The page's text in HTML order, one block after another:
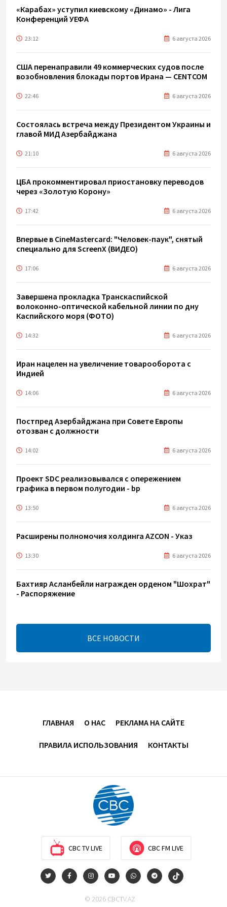
«Карабах» уступил киевскому «Динамо» - Лига
Конференций УЕФА
23:12 6 августа 2026
США перенаправили 49 коммерческих судов после
возобновления блокады портов Ирана — CENTCOM
22:46 6 августа 2026
Состоялась встреча между Президентом Украины и
главой МИД Азербайджана
21:10 6 августа 2026
ЦБА прокомментировал приостановку переводов
через «Золотую Корону»
17:42 6 августа 2026
Впервые в CineMastercard: "Человек-паук", снятый
специально для ScreenX (ВИДЕО)
17:06 6 августа 2026
Завершена прокладка Транскаспийской
волоконно-оптической кабельной линии по дну
Каспийского моря (ФОТО)
14:32 6 августа 2026
Иран нацелен на увеличение товарооборота с
Индией
14:06 6 августа 2026
Постпред Азербайджана при Совете Европы
отозван с должности
14:02 6 августа 2026
Проект SDC реализовывался с опережением
графика в первом полугодии - bp
13:50 6 августа 2026
Расширены полномочия холдинга AZCON - Указ
13:30 6 августа 2026
Бахтияр Асланбейли награжден орденом "Шохрат"
- Распоряжение
bp о ходе строительства солнечной
электростанции "Шафаг"
6 августа 2026
Цены на азербайджанскую нефть изменились
Как Азербайджан и Казахстан превращают Каспий
в цифровой узел Евразии
ВСЕ НОВОСТИ
ГЛАВНАЯ О НАС РЕКЛАМА НА САЙТЕ
ПРАВИЛА ИСПОЛЬЗОВАНИЯ КОНТАКТЫ
CBC TV LIVE CBC FM LIVE
© 2026 CBCTV.AZ